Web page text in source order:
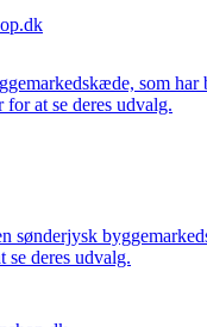
som
at se deres udvalg.
sønderjysk
deres udvalg.